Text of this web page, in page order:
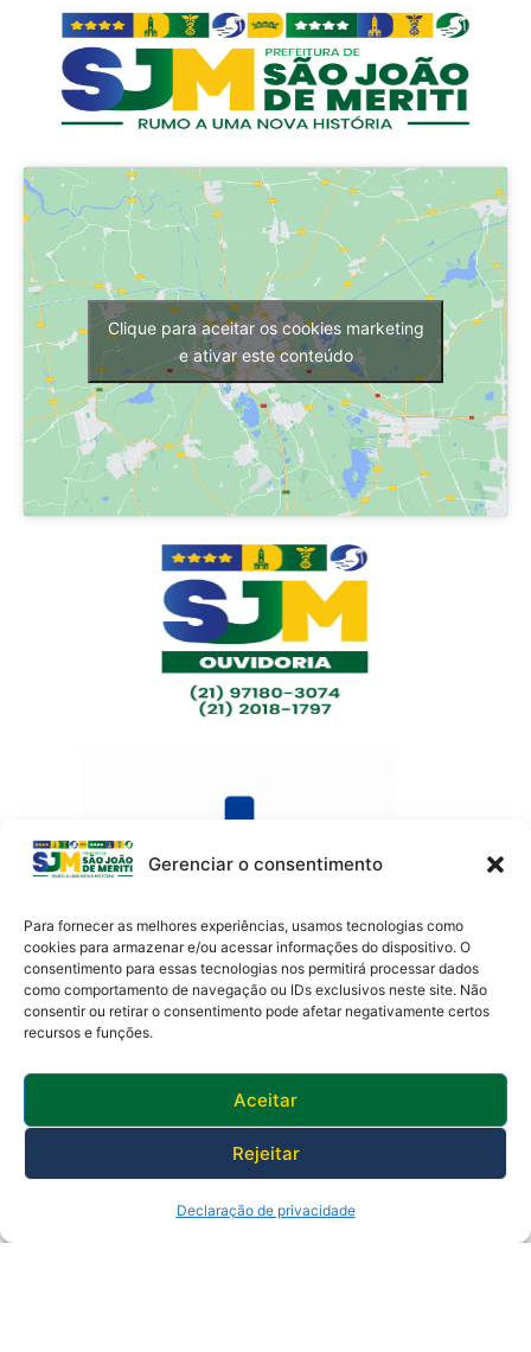
Gerenciar o consentimento
Para fornecer as melhores experiências, usamos tecnologias como
cookies para armazenar e/ou acessar informações do dispositivo. O
consentimento para essas tecnologias nos permitirá processar dados
como comportamento de navegação ou IDs exclusivos neste site. Não
consentir ou retirar o consentimento pode afetar negativamente certos
recursos e funções.
Aceitar
Rejeitar
Declaração de privacidade
Clique para aceitar os cookies marketing
e ativar este conteúdo
Av. Presidente Lincoln, 899 – Jardim Meriti
São João de Meriti – RJ CEP
25555-201
Horário de funcionamento: 8:30h às 17:30h